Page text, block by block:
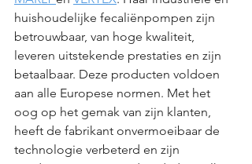
huishoudelijke fecaliënpompen zijn
betrouwbaar, van hoge kwaliteit,
leveren uitstekende prestaties en zijn
betaalbaar. Deze producten voldoen
aan alle Europese normen. Met het
oog op het gemak van zijn klanten,
heeft de fabrikant onvermoeibaar de
technologie verbeterd en zijn